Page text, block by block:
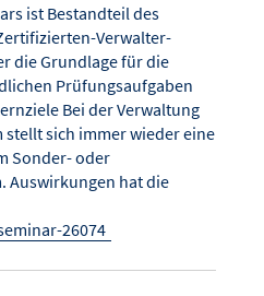
ist Bestandteil des
Verwalter-
die Grundlage für die
Prüfungsaufgaben
Bei der Verwaltung
sich immer wieder eine
Sonder- oder
Auswirkungen hat die
26074